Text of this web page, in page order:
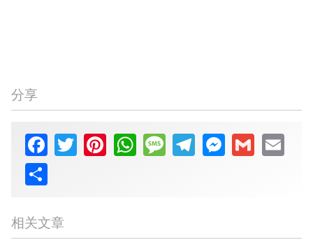
分享
Facebook
Twitter PinterestWhatsAppMessageTelegramMessenger
Gmail Email
Share
相关文章